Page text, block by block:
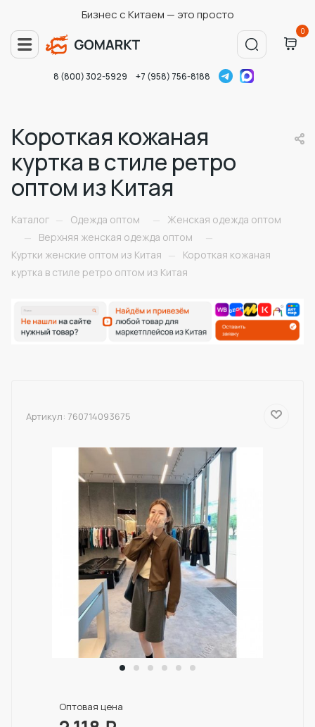
Бизнес с Китаем — это просто
0
8 (800) 302-5929 +7 (958) 756-8188
Короткая кожаная
куртка в стиле ретро
оптом из Китая
Каталог — Одежда оптом —
Женская одежда оптом
—
Верхняя женская одежда оптом
—
Куртки женские оптом из Китая —
Короткая кожаная
куртка в стиле ретро оптом из Китая
Артикул: 760714093675
Оптовая цена